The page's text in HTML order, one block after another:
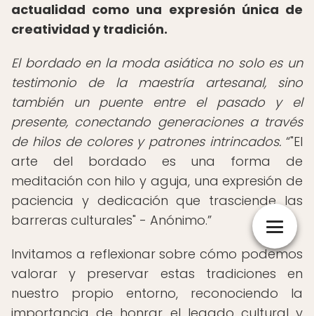
actualidad como una expresión única de
creatividad y tradición.
El bordado en la moda asiática no solo es un
testimonio de la maestría artesanal, sino
también un puente entre el pasado y el
presente, conectando generaciones a través
de hilos de colores y patrones intrincados. "El
arte del bordado es una forma de
meditación con hilo y aguja, una expresión de
paciencia y dedicación que trasciende las
barreras culturales" - Anónimo.
Invitamos a reflexionar sobre cómo podemos
valorar y preservar estas tradiciones en
nuestro propio entorno, reconociendo la